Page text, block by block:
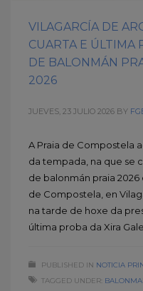
VILAGARCÍA DE
CUARTA E ÚLTIMA
DE BALONMÁN
2026
JUEVES, 23 JULIO 2026 BY
A Praia de Compostela
da tempada, na que se
de balonmán praia 2026
de Compostela, en
na tarde de hoxe da
última proba da Xira
PUBLISHED IN NOTICIA
TAGGED UNDER: